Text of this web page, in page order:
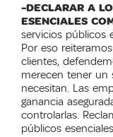
-DECLARAR A
ESENCIALES
servicios públicos
Por eso
clientes,
merecen tener un
necesitan. Las
ganancia
controlarlas.
públicos